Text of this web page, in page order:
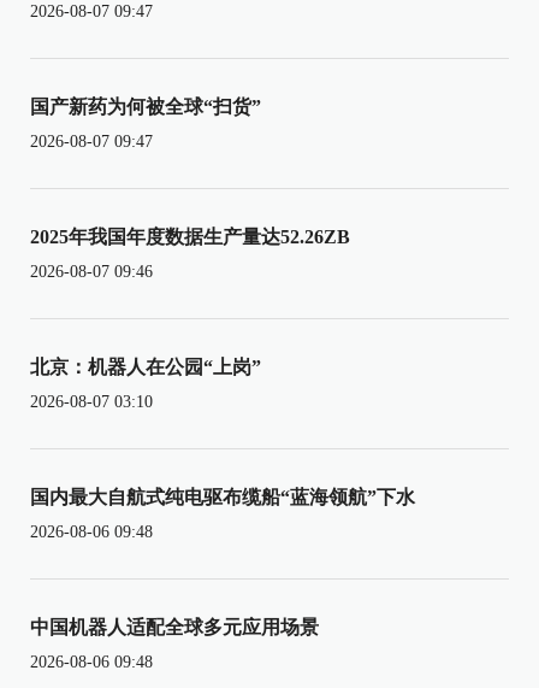
2026-08-07 09:47
国产新药为何被全球“扫货”
2026-08-07 09:47
2025年我国年度数据生产量达52.26ZB
2026-08-07 09:46
北京：机器人在公园“上岗”
2026-08-07 03:10
国内最大自航式纯电驱布缆船“蓝海领航”下水
2026-08-06 09:48
中国机器人适配全球多元应用场景
2026-08-06 09:48